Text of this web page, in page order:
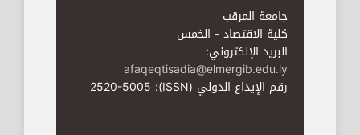
جامعة المرقب
كلية الاقتصاد - الخمس
البريد الإلكتروني:
afaqeqtisadia@elmergib.edu.ly
رقم الإيداع الدولي (ISSN): 2520-5005